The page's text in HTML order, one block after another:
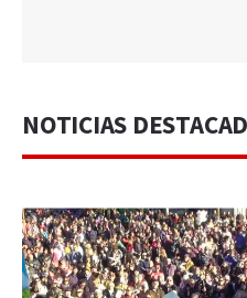
NOTICIAS